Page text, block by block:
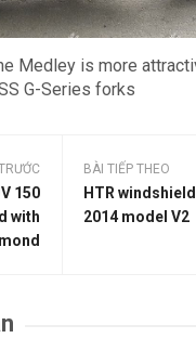
Medley is more
G-Series forks
150
with
BÀI TIẾP THEO
HTR
2014 model V2